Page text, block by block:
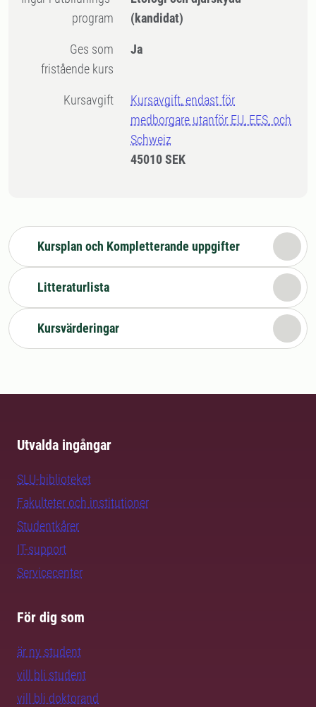
program
(kandidat)
Ges som
fristående kurs
Ja
Kursavgift
Kursavgift, endast för
medborgare utanför EU, EES, och
Schweiz
45010 SEK
Kursplan och Kompletterande uppgifter
Litteraturlista
Kursvärderingar
Utvalda ingångar
SLU-biblioteket
Fakulteter och institutioner
Studentkårer
IT-support
Servicecenter
För dig som
är ny student
vill bli student
vill bli doktorand